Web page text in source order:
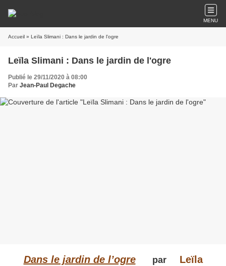
MENU
Accueil » Leïla Slimani : Dans le jardin de l'ogre
Leïla Slimani : Dans le jardin de l'ogre
Publié le 29/11/2020 à 08:00
Par Jean-Paul Degache
Dans le jardin de l’ogre par
Leïla